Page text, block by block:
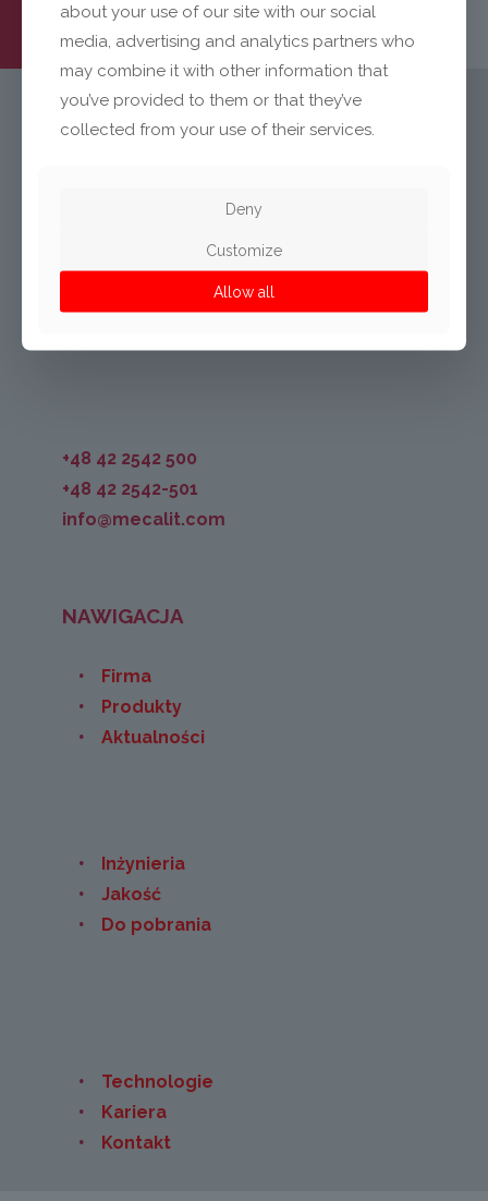
Mecalit Polska Sp. z o.o.
ul. Dąbrowskiego 115
PL-93-208 Łódź
+48 42 2542 500
+48 42 2542-501
info@mecalit.com
NAWIGACJA
Firma
Produkty
Aktualności
Inżynieria
Jakość
Do pobrania
Technologie
Kariera
Kontakt
about your use of our site with our social
media, advertising and analytics partners who
may combine it with other information that
you’ve provided to them or that they’ve
collected from your use of their services.
Deny
Customize
Allow all